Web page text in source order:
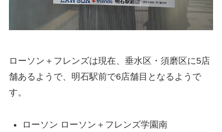
ローソン＋フレンズは現在、垂水区・須磨区に5店
舗あるようで、明石駅前で6店舗目となるようで
す。
ローソン ローソン＋フレンズ学園南